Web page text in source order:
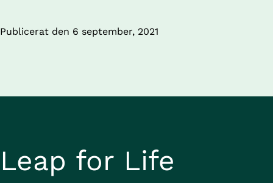
Publicerat den 6 september, 2021
Leap for Life